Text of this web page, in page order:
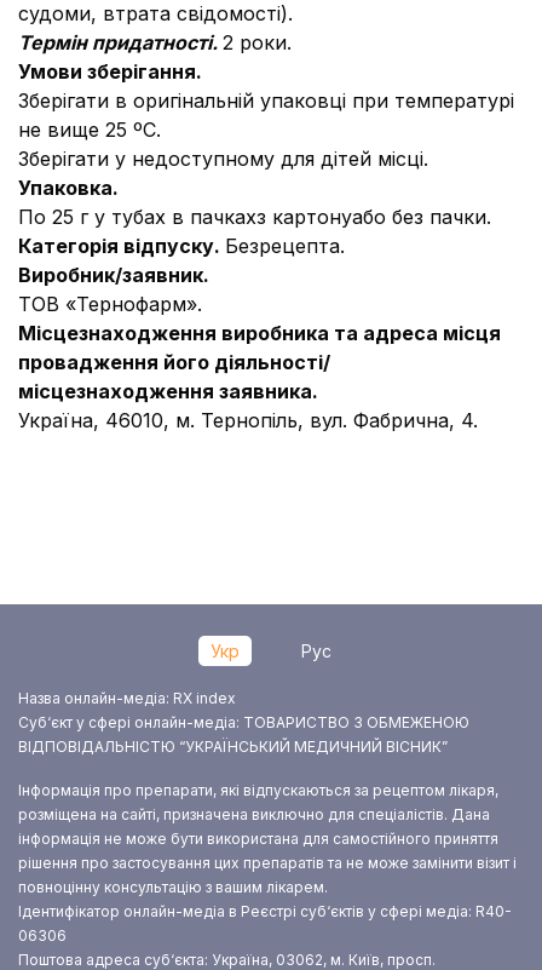
судоми, втрата свідомості).
Термін придатності. 2 роки.
Умови зберігання.
Зберігати в оригінальній упаковці при температурі
не вище 25 ºС.
Зберігати у недоступному для дітей місці.
Упаковка.
По 25 г у тубах в пачкахз картонуабо без пачки.
Категорія відпуску. Безрецепта.
Виробник/заявник.
ТОВ «Тернофарм».
Місцезнаходження виробника та адреса місця
провадження його діяльності/
місцезнаходження заявника.
Україна, 46010, м. Тернопіль, вул. Фабрична, 4.
Укр Рус
Назва онлайн-медіа: RX index
Суб‘єкт у сфері онлайн-медіа: ТОВАРИСТВО З ОБМЕЖЕНОЮ
ВІДПОВІДАЛЬНІСТЮ “УКРАЇНСЬКИЙ МЕДИЧНИЙ ВІСНИК”
Інформація про препарати, які відпускаються за рецептом лікаря,
розміщена на сайті, призначена виключно для спеціалістів. Дана
інформація не може бути використана для самостійного приняття
рішення про застосування цих препаратів та не може замінити візит і
повноцінну консультацію з вашим лікарем.
Ідентифікатор онлайн-медіа в Реєстрі суб‘єктів у сфері медіа: R40-
06306
Поштова адреса суб‘єкта: Україна, 03062, м. Київ, просп.